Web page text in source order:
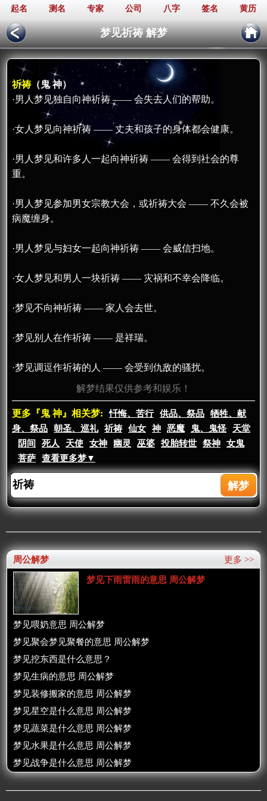
起名 测名 专家 公司 八字 签名 黄历
梦见祈祷 解梦
祈祷（鬼 神）
·男人梦见独自向神祈祷 —— 会失去人们的帮助。
·女人梦见向神祈祷 —— 丈夫和孩子的身体都会健康。
·男人梦见和许多人一起向神祈祷 —— 会得到社会的尊
重。
·男人梦见参加男女宗教大会，或祈祷大会 —— 不久会被
病魔缠身。
·男人梦见与妇女一起向神祈祷 —— 会威信扫地。
·女人梦见和男人一块祈祷 —— 灾祸和不幸会降临。
·梦见不向神祈祷 —— 家人会去世。
·梦见别人在作祈祷 —— 是祥瑞。
·梦见调逗作祈祷的人 —— 会受到仇敌的骚扰。
解梦结果仅供参考和娱乐！
更多『鬼 神』相关梦: 忏悔、苦行 供品、祭品
牺牲、献
身、祭品
朝圣、巡礼 祈祷 仙女 神 恶魔 鬼、鬼怪
天堂
阴间
死人 天使 女神 幽灵 巫婆 投胎转世 祭神
女鬼
菩萨
查看更多梦▼
更多 >>
周公解梦
梦见下雨雷雨的意思 周公解梦
梦见喂奶意思 周公解梦
梦见聚会梦见聚餐的意思 周公解梦
梦见挖东西是什么意思？
梦见生病的意思 周公解梦
梦见装修搬家的意思 周公解梦
梦见星空是什么意思 周公解梦
梦见蔬菜是什么意思 周公解梦
梦见水果是什么意思 周公解梦
梦见战争是什么意思 周公解梦